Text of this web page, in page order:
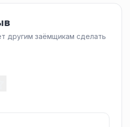
другим заёмщикам сделать